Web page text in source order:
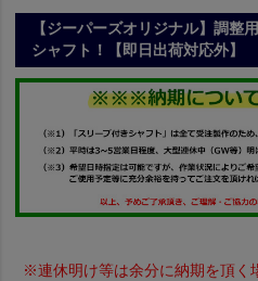
【ジーパーズオリジナル】調整
シャフト！【即日出荷対応外】
※連休明け等は余分に納期を頂く